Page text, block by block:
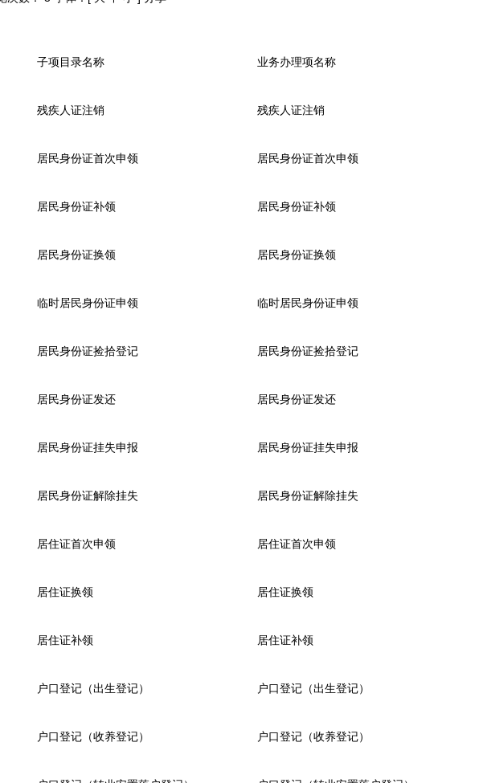
子项目录名称 业务办理项名称
残疾人证注销 残疾人证注销
居民身份证首次申领 居民身份证首次申领
居民身份证补领 居民身份证补领
居民身份证换领 居民身份证换领
临时居民身份证申领 临时居民身份证申领
居民身份证捡拾登记 居民身份证捡拾登记
居民身份证发还 居民身份证发还
居民身份证挂失申报 居民身份证挂失申报
居民身份证解除挂失 居民身份证解除挂失
居住证首次申领 居住证首次申领
居住证换领 居住证换领
居住证补领 居住证补领
户口登记（出生登记） 户口登记（出生登记）
户口登记（收养登记） 户口登记（收养登记）